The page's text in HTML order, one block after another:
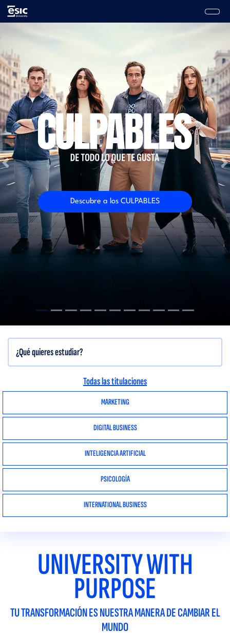
Pasar
Previous
Descubre a los CULPABLES
MARKETING
DIGITAL BUSINESS
INTELIGENCIA ARTIFICIAL
PSICOLOGÍA
INTERNATIONAL BUSINESS
Todas las titulaciones
UNIVERSITY WITH
PURPOSE
TU TRANSFORMACIÓN ES NUESTRA MANERA DE CAMBIAR EL
MUNDO